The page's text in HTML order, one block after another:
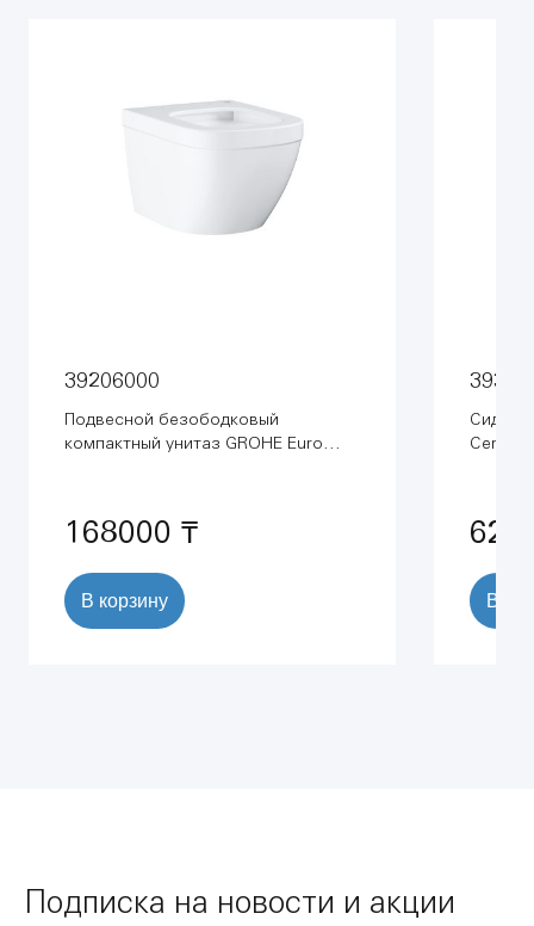
39206000
Подвесной безободковый
компактный унитаз GROHE Euro
168000 ₸
В корзину В
Подписка на новости и акции